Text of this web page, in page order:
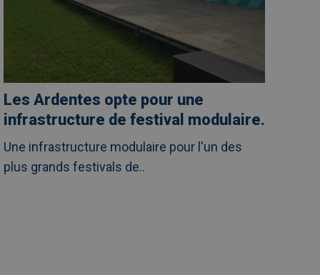
Les Ardentes opte pour une
infrastructure de festival modulaire.
Une infrastructure modulaire pour l'un des
plus grands festivals de..